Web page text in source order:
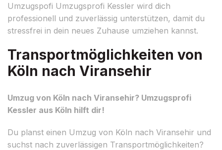
Umzugspofi Umzugsprofi Kessler wird dich
professionell und zuverlässig unterstützen, damit du
stressfrei in dein neues Zuhause umziehen kannst.
Transportmöglichkeiten von
Köln nach Viransehir
Umzug von Köln nach Viransehir? Umzugsprofi
Kessler aus Köln hilft dir!
Du planst einen Umzug von Köln nach Viransehir und
suchst nach zuverlässigen Transportmöglichkeiten?